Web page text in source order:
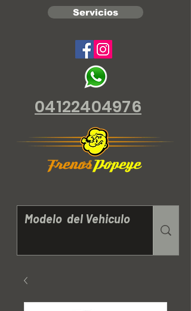
Servicios
04122404976